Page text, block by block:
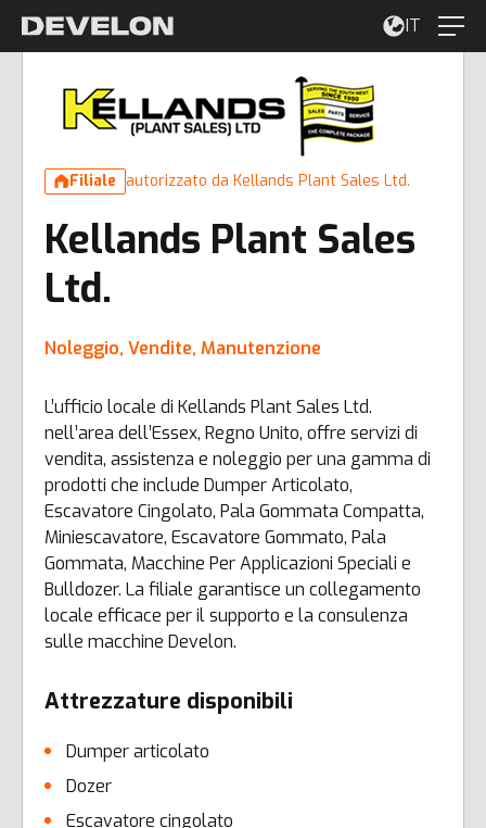
IT
Filiale autorizzato da Kellands Plant Sales Ltd.
Kellands Plant Sales
Ltd.
Noleggio, Vendite, Manutenzione
L’ufficio locale di Kellands Plant Sales Ltd.
nell’area dell’Essex, Regno Unito, offre servizi di
vendita, assistenza e noleggio per una gamma di
prodotti che include Dumper Articolato,
Escavatore Cingolato, Pala Gommata Compatta,
Miniescavatore, Escavatore Gommato, Pala
Gommata, Macchine Per Applicazioni Speciali e
Bulldozer. La filiale garantisce un collegamento
locale efficace per il supporto e la consulenza
sulle macchine Develon.
Attrezzature disponibili
Dumper articolato
Dozer
Escavatore cingolato